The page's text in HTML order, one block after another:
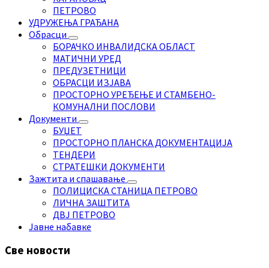
ПЕТРОВО
УДРУЖЕЊА ГРАЂАНА
Обрасци
БОРАЧКО ИНВАЛИДСКА ОБЛАСТ
МАТИЧНИ УРЕД
ПРЕДУЗЕТНИЦИ
ОБРАСЦИ ИЗЈАВА
ПРОСТОРНО УРЕЂЕЊЕ И СТАМБЕНО-
КОМУНАЛНИ ПОСЛОВИ
Документи
БУЏЕТ
ПРОСТОРНО ПЛАНСКА ДОКУМЕНТАЦИЈА
ТЕНДЕРИ
СТРАТЕШКИ ДОКУМЕНТИ
Зажтита и спашавање
ПОЛИЦИСКА СТАНИЦА ПЕТРОВО
ЛИЧНА ЗАШТИТА
ДВЈ ПЕТРОВО
Јавне набавке
Све новости